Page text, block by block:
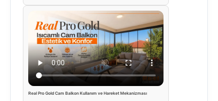
Real Pro Gold Cam Balkon Kullanım ve Hareket Mekanizması